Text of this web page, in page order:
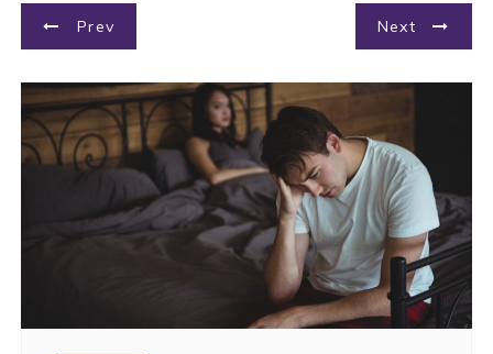
N
a
v
e
Prev Next